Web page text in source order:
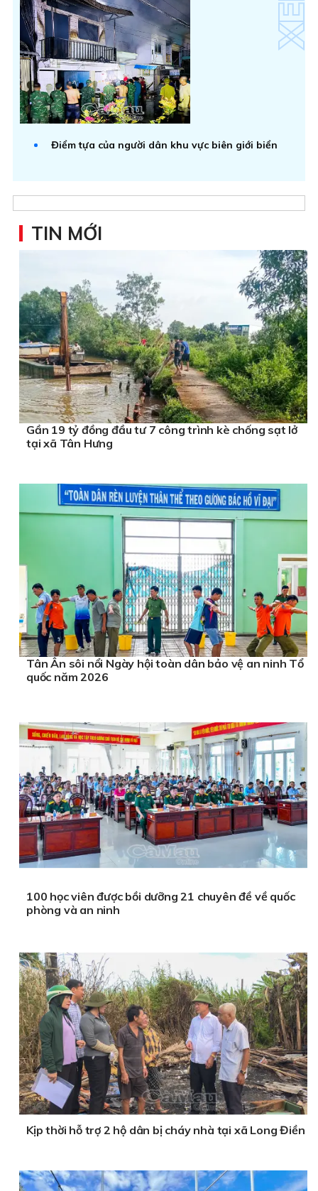
Điểm tựa của người dân khu vực biên giới biển
TIN MỚI
Gần 19 tỷ đồng đầu tư 7 công trình kè chống sạt lở
tại xã Tân Hưng
Tân Ân sôi nổi Ngày hội toàn dân bảo vệ an ninh Tổ
quốc năm 2026
100 học viên được bồi dưỡng 21 chuyên đề về quốc
phòng và an ninh
Kịp thời hỗ trợ 2 hộ dân bị cháy nhà tại xã Long Điền